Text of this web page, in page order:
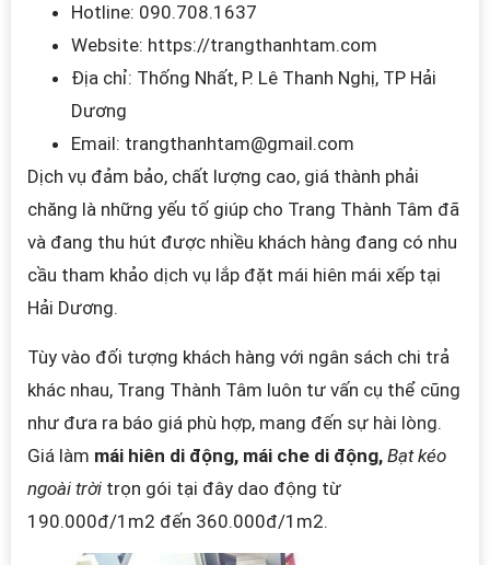
Hotline: 090.708.1637
Website: https://trangthanhtam.com
Địa chỉ: Thống Nhất, P. Lê Thanh Nghị, TP Hải
Dương
Email: trangthanhtam@gmail.com
Dịch vụ đảm bảo, chất lượng cao, giá thành phải
chăng là những yếu tố giúp cho Trang Thành Tâm đã
và đang thu hút được nhiều khách hàng đang có nhu
cầu tham khảo dịch vụ lắp đặt mái hiên mái xếp tại
Hải Dương.
Tùy vào đối tượng khách hàng với ngân sách chi trả
khác nhau, Trang Thành Tâm luôn tư vấn cụ thể cũng
như đưa ra báo giá phù hợp, mang đến sự hài lòng.
Giá làm mái hiên di động, mái che di động, Bạt kéo
ngoài trời trọn gói tại đây dao động từ
190.000đ/1m2 đến 360.000đ/1m2.